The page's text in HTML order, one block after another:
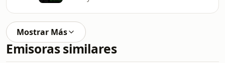
Mostrar Más
Emisoras similares